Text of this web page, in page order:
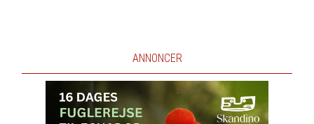
ANNONCER